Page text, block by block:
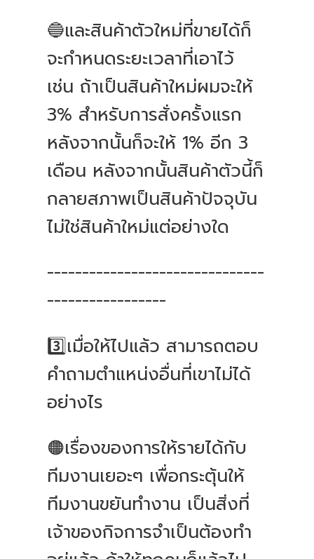
🔵และสินค้าตัวใหม่ที่ขายได้ก็
จะกำหนดระยะเวลาที่เอาไว้
เช่น ถ้าเป็นสินค้าใหม่ผมจะให้
3% สำหรับการสั่งครั้งแรก
หลังจากนั้นก็จะให้ 1% อีก 3
เดือน หลังจากนั้นสินค้าตัวนี้ก็
กลายสภาพเป็นสินค้าปัจจุบัน
ไม่ใช่สินค้าใหม่แต่อย่างใด
-------------------------------
-----------------
3️⃣เมื่อให้ไปแล้ว สามารถตอบ
คำถามตำแหน่งอื่นที่เขาไม่ได้
อย่างไร
🟠เรื่องของการให้รายได้กับ
ทีมงานเยอะๆ เพื่อกระตุ้นให้
ทีมงานขยันทำงาน เป็นสิ่งที่
เจ้าของกิจการจำเป็นต้องทำ